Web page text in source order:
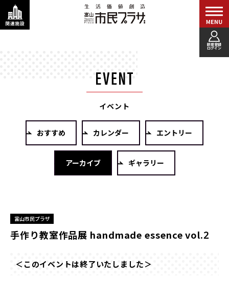
新規登録
ログイン
イベント
おすすめ カレンダー エントリー
アーカイブ ギャラリー
手作り教室作品展 handmade essence vol.2
富山市民プラザ
＜このイベントは終了いたしました＞